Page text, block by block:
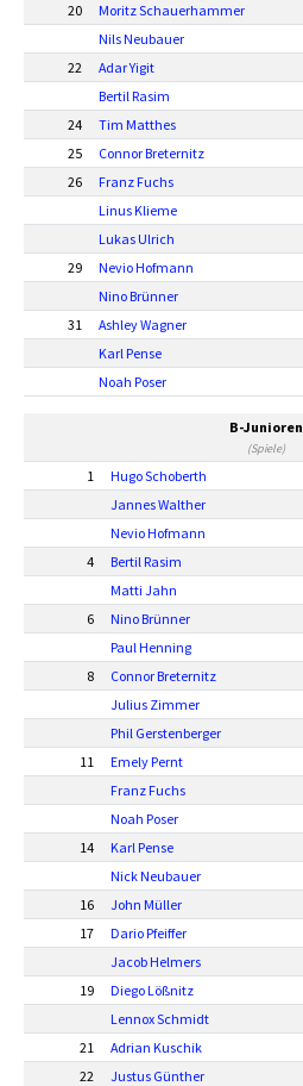
20
Moritz Schauerhammer
Nils Neubauer
22
Adar Yigit
Bertil Rasim
24
Tim Matthes
25
Connor Breternitz
26
Franz Fuchs
Linus Klieme
Lukas Ulrich
29
Nevio Hofmann
Nino Brünner
31
Ashley Wagner
Karl Pense
Noah Poser
B-Junioren
(Spiele)
1 Hugo Schoberth
Jannes Walther
Nevio Hofmann
4
Bertil Rasim
Matti Jahn
6
Nino Brünner
Paul Henning
8
Connor Breternitz
Julius Zimmer
Phil Gerstenberger
11
Emely Pernt
Franz Fuchs
Noah Poser
14
Karl Pense
Nick Neubauer
16
John Müller
17
Dario Pfeiffer
Jacob Helmers
19
Diego Lößnitz
Lennox Schmidt
21
Adrian Kuschik
22
Justus Günther